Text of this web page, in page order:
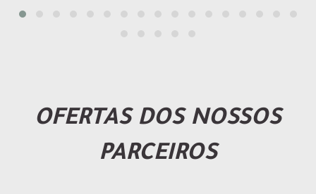
OFERTAS DOS NOSSOS
PARCEIROS